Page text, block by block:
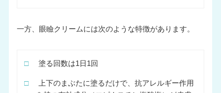
一方、眼瞼クリームには次のような特徴があります。
□ 塗る回数は1日1回
□
上下のまぶたに塗るだけで、抗アレルギー作用